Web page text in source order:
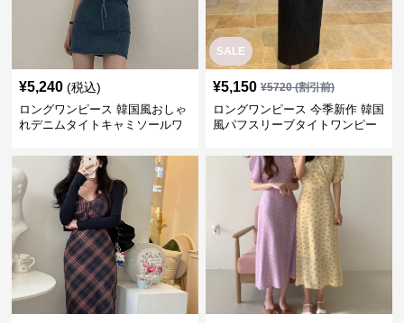
¥5,240 (税込)
ロングワンピース 韓国風おしゃ
れデニムタイトキャミソールワ
SALE
¥5,150 ¥5720(割引前)
ロングワンピース 今季新作 韓国
風パフスリーブタイトワンピー